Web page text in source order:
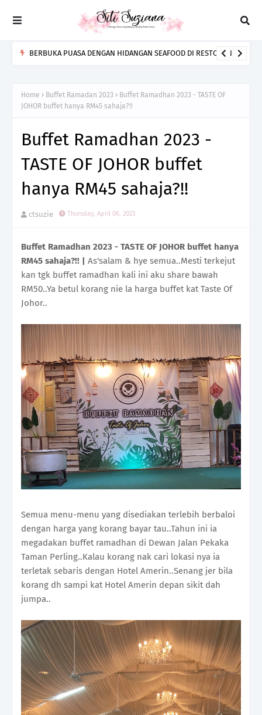
RENAISSANCE JOHOR BAHRU HOTEL RAIKAN GEMPITA RAMADAN
Home Buffet Ramadan 2023
Buffet Ramadhan 2023 - TASTE OF
JOHOR buffet hanya RM45 sahaja?!!
Buffet Ramadhan 2023 -
TASTE OF JOHOR buffet
hanya RM45 sahaja?!!
ctsuzie Thursday, April 06, 2023
Buffet Ramadhan 2023 - TASTE OF JOHOR buffet hanya
RM45 sahaja?!! | As'salam & hye semua..Mesti terkejut
kan tgk buffet ramadhan kali ini aku share bawah
RM50..Ya betul korang nie la harga buffet kat Taste Of
Johor..
Semua menu-menu yang disediakan terlebih berbaloi
dengan harga yang korang bayar tau..Tahun ini ia
megadakan buffet ramadhan di Dewan Jalan Pekaka
Taman Perling..Kalau korang nak cari lokasi nya ia
terletak sebaris dengan Hotel Amerin..Senang jer bila
korang dh sampi kat Hotel Amerin depan sikit dah
jumpa..